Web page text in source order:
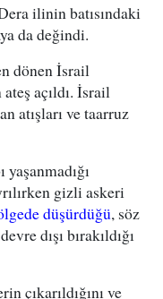
ilinin batısındaki
da değindi.
dönen İsrail
açıldı. İsrail
atışları ve taarruz
gizli askeri
düşürdüğü, söz
dışı bırakıldığı
çıkarıldığını ve